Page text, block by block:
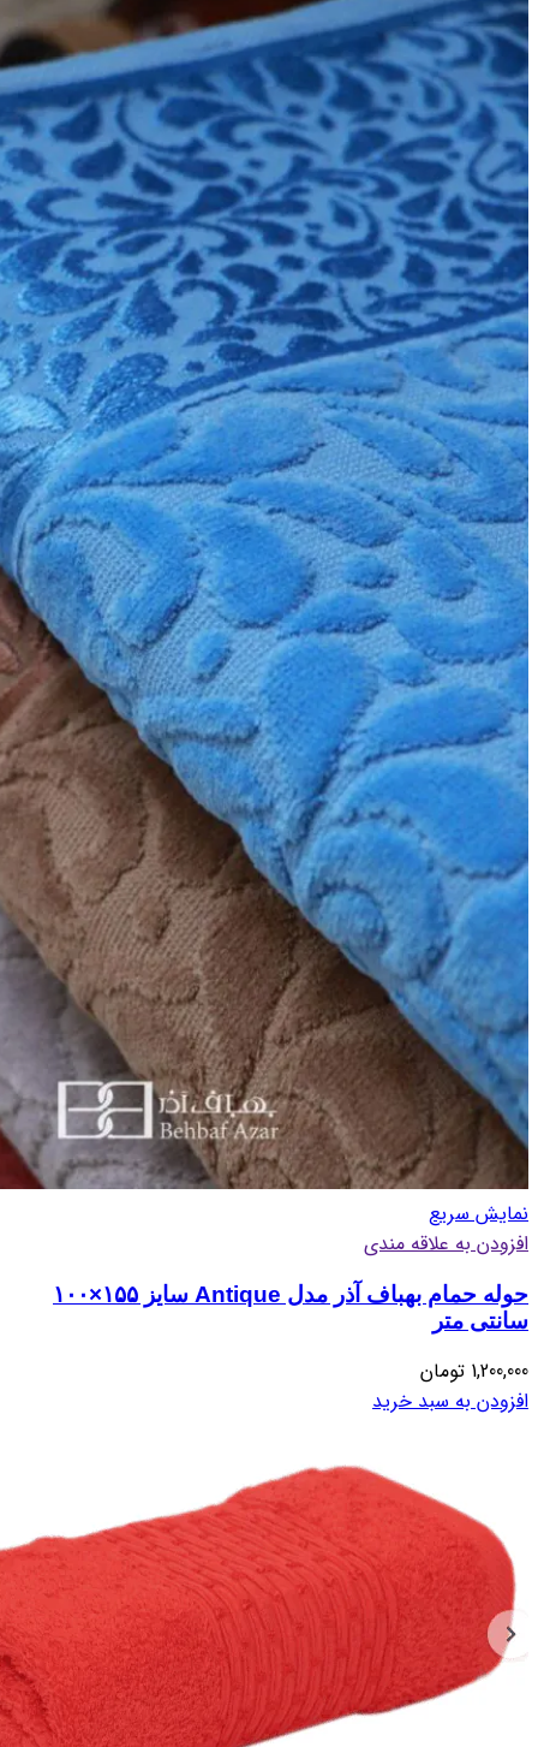
نمایش سریع
افزودن به علاقه مندی
حوله حمام بهباف آذر مدل Antique سایز ۱۵۵×۱۰۰
سانتی متر
1,200,000 تومان
افزودن به سبد خرید